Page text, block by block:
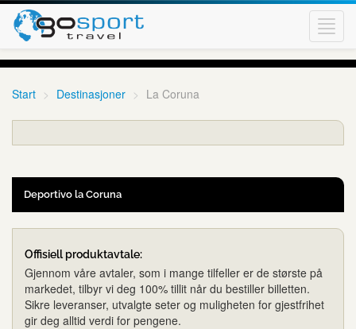
Start Destinasjoner La Coruna
Deportivo la Coruna
Offisiell produktavtale:
Gjennom våre avtaler, som i mange tilfeller er de største på
markedet, tilbyr vi deg 100% tillit når du bestiller billetten.
Sikre leveranser, utvalgte seter og muligheten for gjestfrihet
gir deg alltid verdi for pengene.